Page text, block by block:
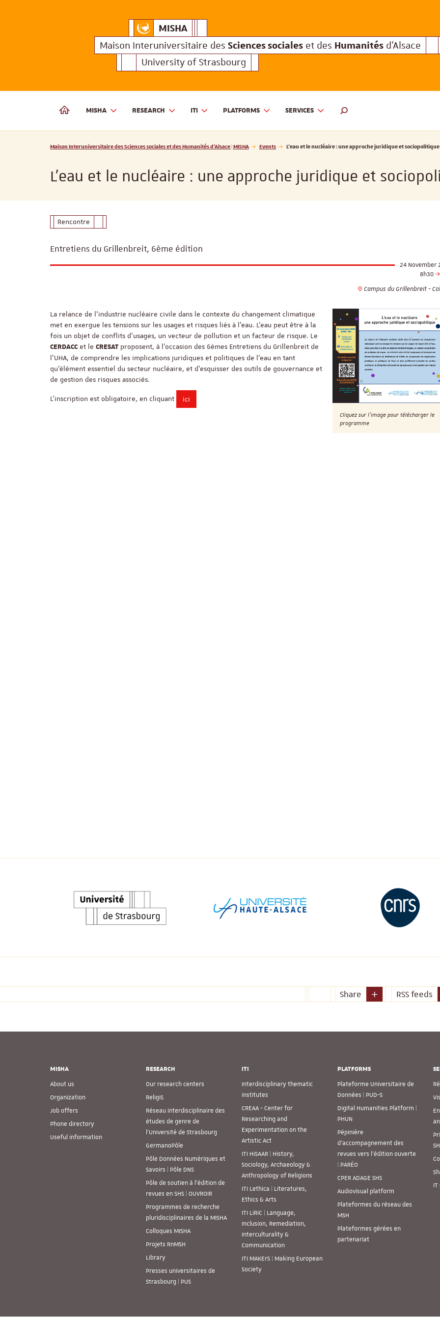
MISHAMaison Interuniversitaire des
Maison Interuniversitaire des Sciences sociales et des Humanités d'Alsace
University of Strasbourg
MAISON INTERUNIVERSITAIRE DES SCIENCES SOCIALES ET DES HUMANITÉS D'ALSACE | MISHA
MISHA RESEARCH ITI PLATFORMS SERVICES
SEARCH ENGINE
Maison Interuniversitaire des
Vous êtes ici :
Maison Interuniversitaire des Sciences sociales et des Humanités d'Alsace | MISHA Events L’eau et le nucléaire : une approche juridique et sociopolitique
L’eau et le nucléaire : une approche juridique et
Rencontre
Entretiens du Grillenbreit, 6ème édition
24 November
8h30
Campus du Grillenbreit -
Cliquez sur l'image pour télécharger le
programme
La relance de l’industrie nucléaire civile dans le contexte du changement climatique
met en exergue les tensions sur les usages et risques liés à l’eau. L’eau peut être à la
fois un objet de conflits d’usages, un vecteur de pollution et un facteur de risque. Le
CERDACC et le CRESATproposent, à l’occasion des 6èmes Entretiens du Grillenbreit de
l'UHA, de comprendre les implications juridiques et politiques de l’eau en tant
qu’élément essentiel du secteur nucléaire, et d’esquisser des outils de gouvernance et
de gestion des risques associés.
L’inscription est obligatoire, en cliquant ici
ReligiS Financement
Share RSS feeds
MISHA
About us
Organization
Job offers
Phone directory
Useful information
RESEARCH
Our research centers
ReligiS
Réseau interdisciplinaire des
études de genre de
l’Université de Strasbourg
GermanoPôle
Pôle Données Numériques et
Savoirs | Pôle DNS
Pôle de soutien à l’édition de
revues en SHS | OUVROIR
Programmes de recherche
pluridisciplinaires de la MISHA
Colloques MISHA
Projets RnMSH
Library
Presses universitaires de
Strasbourg | PUS
ITI
Interdisciplinary thematic
institutes
CREAA - Center for
Researching and
Experimentation on the
Artistic Act
ITI HiSAAR | History,
Sociology, Archaeology &
Anthropology of Religions
ITI Lethica | Literatures,
Ethics & Arts
ITI LiRiC | Language,
Inclusion, Remediation,
Interculturality &
Communication
ITI MAKErS | Making European
Society
PLATFORMS
Plateforme Universitaire de
Données | PUD-S
Digital Humanities Platform |
PHUN
Pépinière
d’accompagnement des
revues vers l’édition ouverte
| PARÉO
CPER ADAGE SHS
Audiovisual platform
Plateformes du réseau des
MSH
Plateformes gérées en
partenariat